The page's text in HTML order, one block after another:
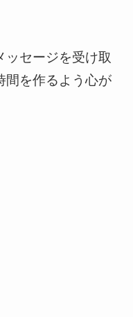
ッセージを受け取
間を作るよう心が